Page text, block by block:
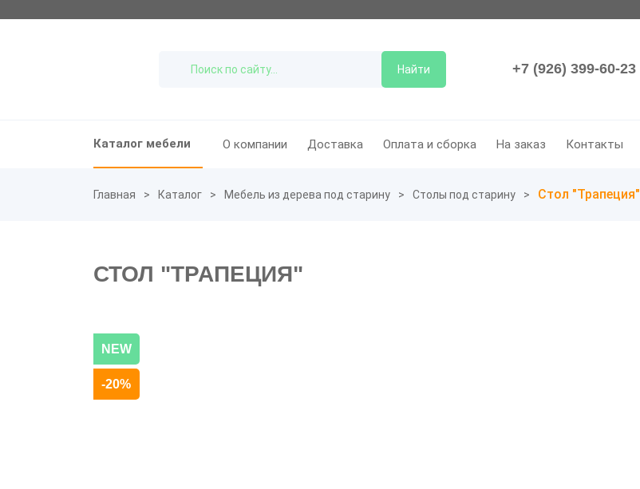
Найти +7 (926) 399-60-23
Каталог мебели О компании Доставка Оплата и сборка На заказ Контакты
Главная Каталог Мебель из дерева под старину Столы под старину Стол "Трапеция"
СТОЛ "ТРАПЕЦИЯ"
NEW
-20%